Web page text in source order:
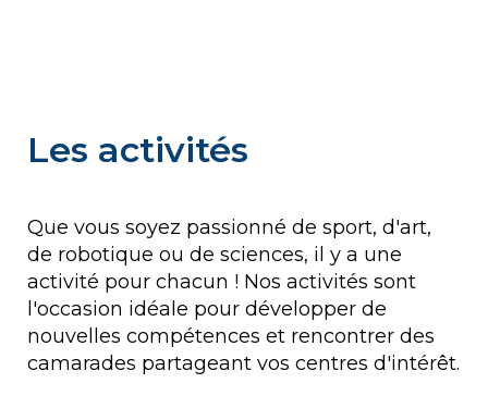
Les activités
Que vous soyez passionné de sport, d'art,
de robotique ou de sciences, il y a une
activité pour chacun ! Nos activités sont
l'occasion idéale pour développer de
nouvelles compétences et rencontrer des
camarades partageant vos centres d'intérêt.